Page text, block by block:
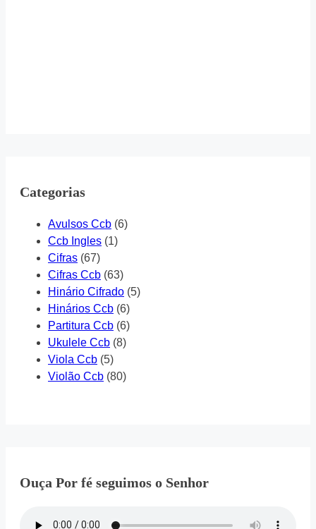
Categorias
Avulsos Ccb (6)
Ccb Ingles (1)
Cifras (67)
Cifras Ccb (63)
Hinário Cifrado (5)
Hinários Ccb (6)
Partitura Ccb (6)
Ukulele Ccb (8)
Viola Ccb (5)
Violão Ccb (80)
Ouça Por fé seguimos o Senhor